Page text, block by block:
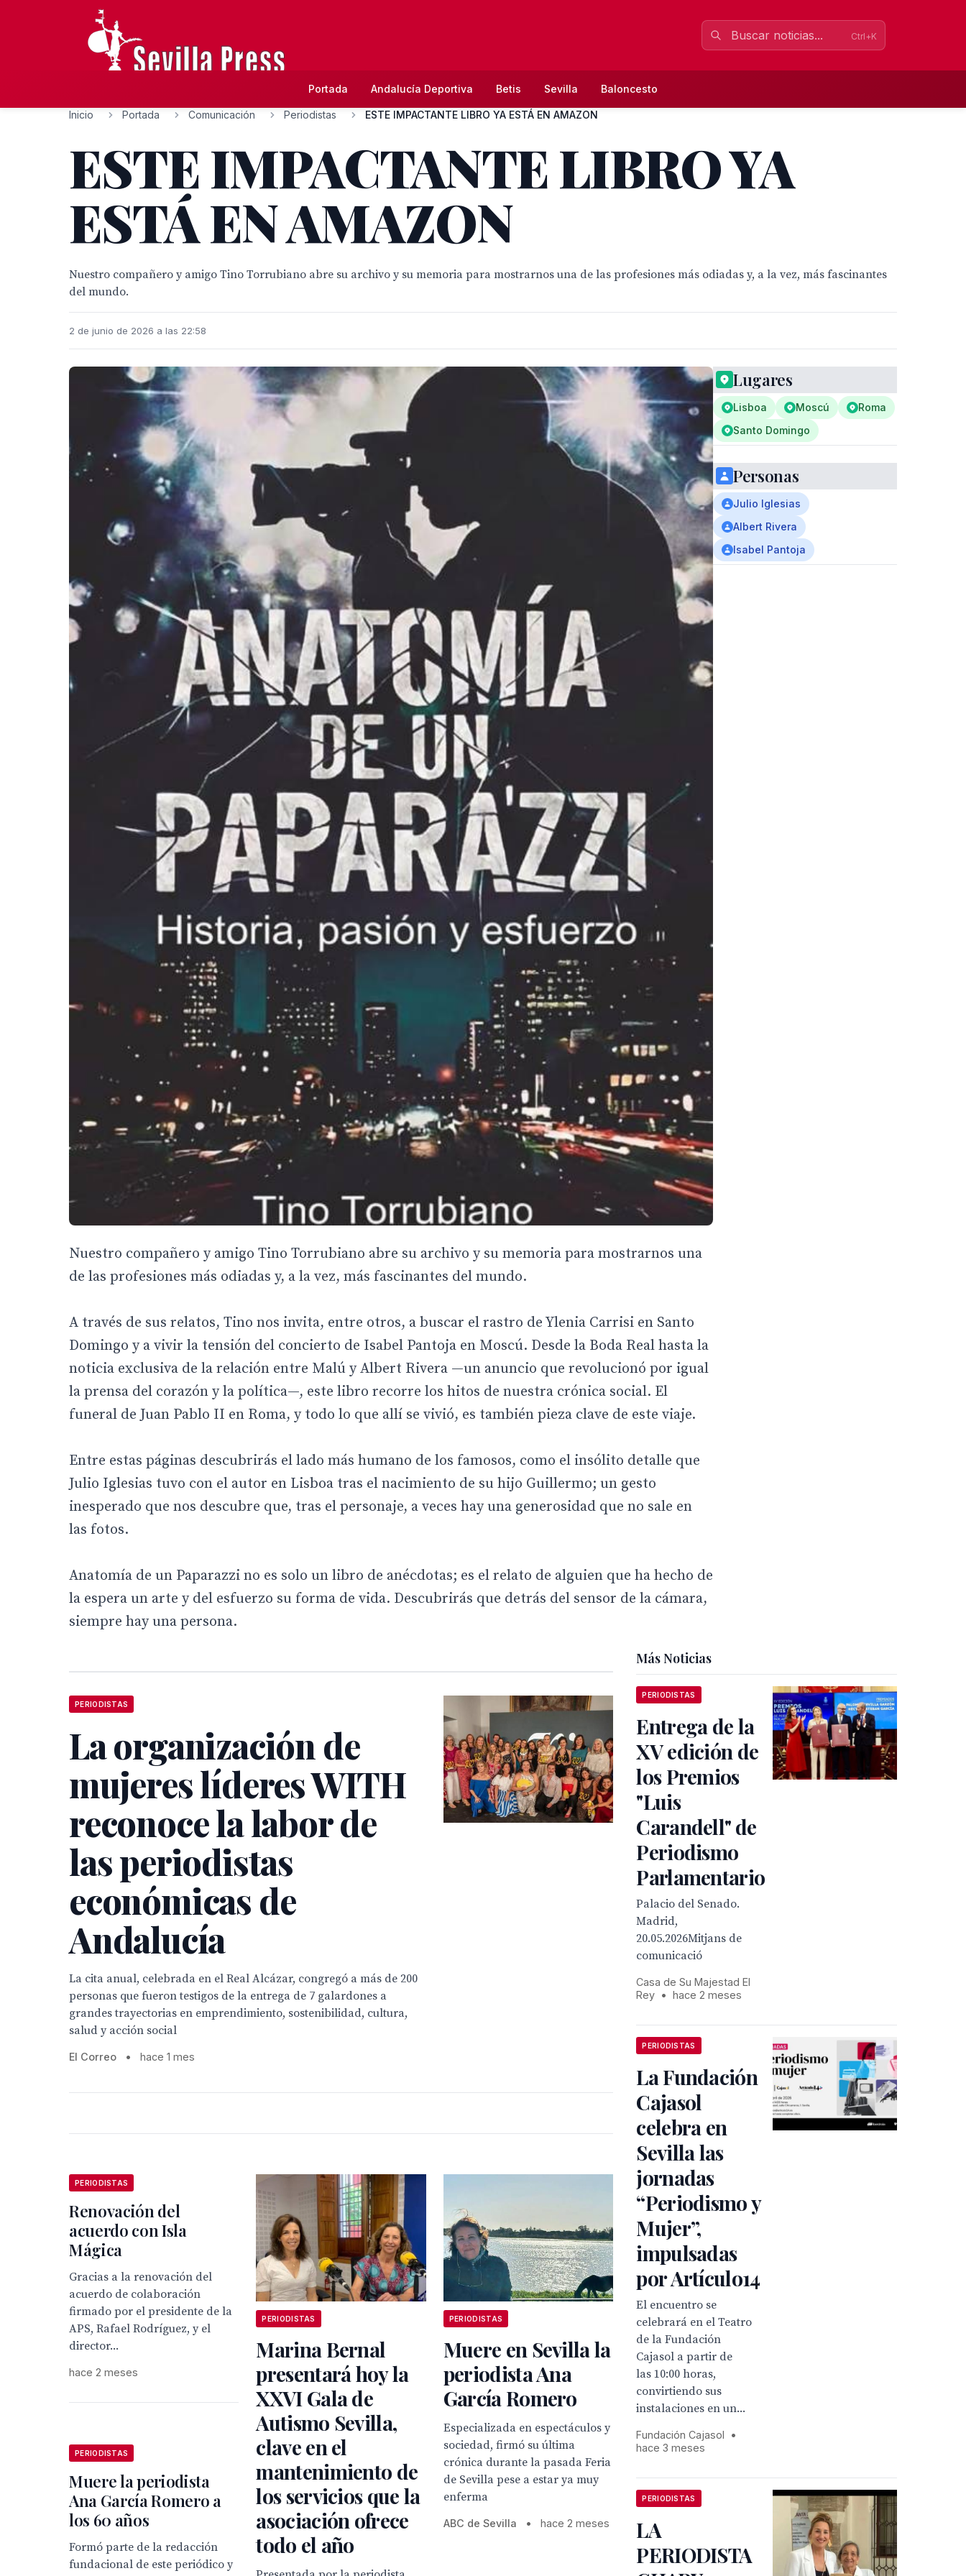
Ctrl+K
Portada Andalucía Deportiva Betis Sevilla Baloncesto
Inicio Portada Comunicación Periodistas ESTE IMPACTANTE LIBRO YA ESTÁ EN AMAZON
ESTE IMPACTANTE LIBRO YA
ESTÁ EN AMAZON
Nuestro compañero y amigo Tino Torrubiano abre su archivo y su memoria para mostrarnos una de las profesiones más odiadas y, a la vez, más fascinantes
del mundo.
2 de junio de 2026 a las 22:58
Nuestro compañero y amigo Tino Torrubiano abre su archivo y su memoria para mostrarnos una
de las profesiones más odiadas y, a la vez, más fascinantes del mundo.
A través de sus relatos, Tino nos invita, entre otros, a buscar el rastro de Ylenia Carrisi en Santo
Domingo y a vivir la tensión del concierto de Isabel Pantoja en Moscú. Desde la Boda Real hasta la
noticia exclusiva de la relación entre Malú y Albert Rivera —un anuncio que revolucionó por igual
la prensa del corazón y la política—, este libro recorre los hitos de nuestra crónica social. El
funeral de Juan Pablo II en Roma, y todo lo que allí se vivió, es también pieza clave de este viaje.
Entre estas páginas descubrirás el lado más humano de los famosos, como el insólito detalle que
Julio Iglesias tuvo con el autor en Lisboa tras el nacimiento de su hijo Guillermo; un gesto
inesperado que nos descubre que, tras el personaje, a veces hay una generosidad que no sale en
las fotos.
Anatomía de un Paparazzi no es solo un libro de anécdotas; es el relato de alguien que ha hecho de
la espera un arte y del esfuerzo su forma de vida. Descubrirás que detrás del sensor de la cámara,
siempre hay una persona.
Lugares
Lisboa Moscú
Roma
Santo Domingo
Personas
Julio Iglesias
Albert Rivera
Isabel Pantoja
PERIODISTAS
La organización de
mujeres líderes WITH
reconoce la labor de
las periodistas
económicas de
Andalucía
La cita anual, celebrada en el Real Alcázar, congregó a más de 200
personas que fueron testigos de la entrega de 7 galardones a
grandes trayectorias en emprendimiento, sostenibilidad, cultura,
salud y acción social
El Correo • hace 1 mes
PERIODISTAS
Renovación del
acuerdo con Isla
Mágica
Gracias a la renovación del
acuerdo de colaboración
firmado por el presidente de la
APS, Rafael Rodríguez, y el
director...
hace 2 meses
PERIODISTAS
Marina Bernal
presentará hoy la
XXVI Gala de
Autismo Sevilla,
clave en el
mantenimiento de
los servicios que la
asociación ofrece
todo el año
PERIODISTAS
Muere en Sevilla la
periodista Ana
García Romero
Especializada en espectáculos y
sociedad, firmó su última
crónica durante la pasada Feria
de Sevilla pese a estar ya muy
enferma
ABC de Sevilla • hace 2 meses
PERIODISTAS
Muere la periodista
Ana García Romero a
los 60 años
Formó parte de la redacción
fundacional de este periódico y
Más Noticias
PERIODISTAS
Entrega de la
XV edición de
los Premios
"Luis
Carandell" de
Periodismo
Parlamentario
Palacio del Senado.
Madrid,
20.05.2026Mitjans de
comunicació
Casa de Su Majestad El
Rey • hace 2 meses
PERIODISTAS
La Fundación
Cajasol
celebra en
Sevilla las
jornadas
“Periodismo y
Mujer”,
impulsadas
por Artículo14
El encuentro se
celebrará en el Teatro
de la Fundación
Cajasol a partir de
las 10:00 horas,
convirtiendo sus
instalaciones en un...
Fundación Cajasol
•
hace 3 meses
PERIODISTAS
LA
PERIODISTA